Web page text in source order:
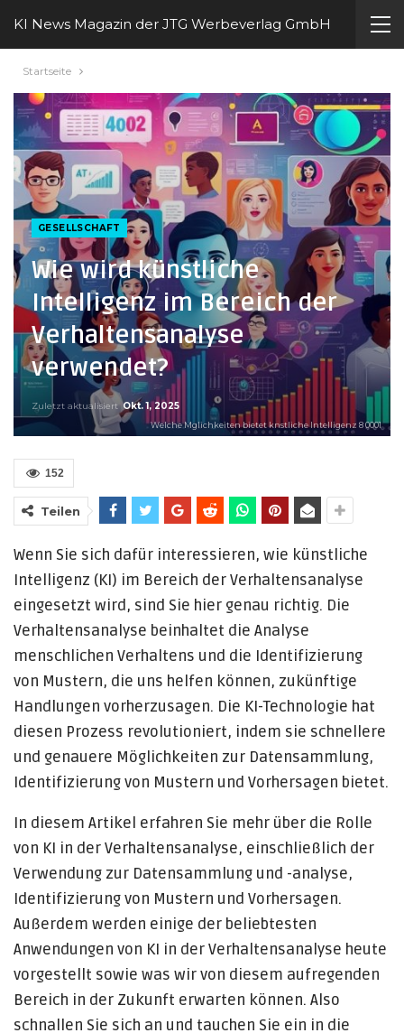
KI News Magazin der JTG Werbeverlag GmbH
Startseite
GESELLSCHAFT
Wie wird künstliche
Intelligenz im Bereich der
Verhaltensanalyse
verwendet?
Zuletzt aktualisiertOkt. 1, 2025
Welche Mglichkeiten bietet knstliche Intelligenz 8 0001
152
Teilen
Wenn Sie sich dafür interessieren, wie künstliche
Intelligenz (KI) im Bereich der Verhaltensanalyse
eingesetzt wird, sind Sie hier genau richtig. Die
Verhaltensanalyse beinhaltet die Analyse
menschlichen Verhaltens und die Identifizierung
von Mustern, die uns helfen können, zukünftige
Handlungen vorherzusagen. Die KI-Technologie hat
diesen Prozess revolutioniert, indem sie schnellere
und genauere Möglichkeiten zur Datensammlung,
Identifizierung von Mustern und Vorhersagen bietet.
In diesem Artikel erfahren Sie mehr über die Rolle
von KI in der Verhaltensanalyse, einschließlich der
Verwendung zur Datensammlung und -analyse,
Identifizierung von Mustern und Vorhersagen.
Außerdem werden einige der beliebtesten
Anwendungen von KI in der Verhaltensanalyse heute
vorgestellt sowie was wir von diesem aufregenden
Bereich in der Zukunft erwarten können. Also
schnallen Sie sich an und tauchen Sie ein in die